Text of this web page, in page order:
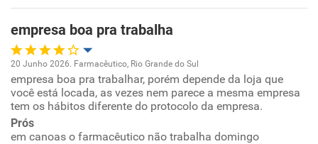
Benefícios
Recomenda esta empresa
Não recomenda a diretoria
empresa boa pra trabalha
Oportunidade de promoção
20 Junho 2026. Farmacêutico, Rio Grande do Sul
empresa boa pra trabalhar, porém depende da loja que
você está locada, as vezes nem parece a mesma empresa
tem os hábitos diferente do protocolo da empresa.
Prós
em canoas o farmacêutico não trabalha domingo